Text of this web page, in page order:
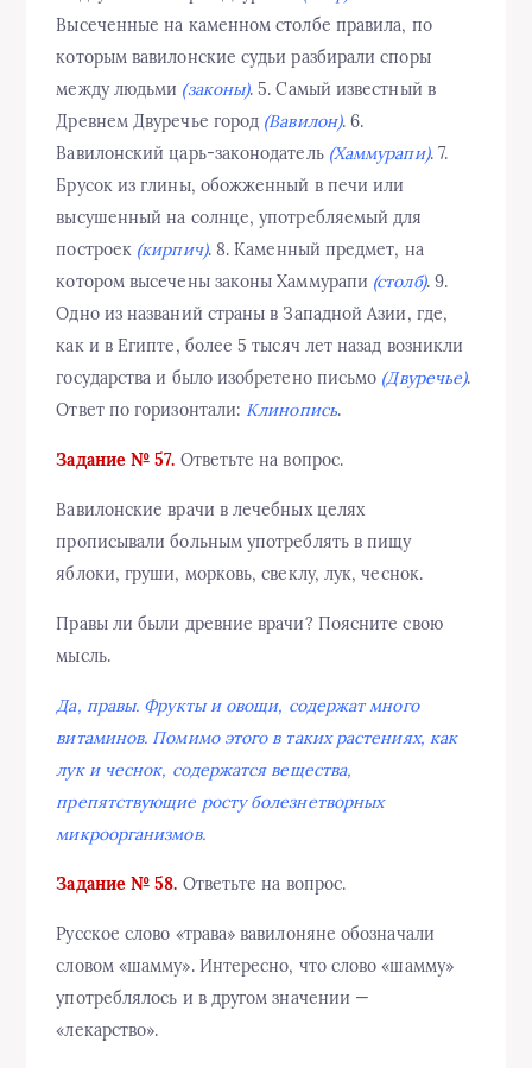
Высеченные на каменном столбе правила, по
которым вавилонские судьи разбирали споры
между людьми (законы). 5. Самый известный в
Древнем Двуречье город (Вавилон). 6.
Вавилонский царь-законодатель (Хаммурапи). 7.
Брусок из глины, обожженный в печи или
высушенный на солнце, употребляемый для
построек (кирпич). 8. Каменный предмет, на
котором высечены законы Хаммурапи (столб). 9.
Одно из названий страны в Западной Азии, где,
как и в Египте, более 5 тысяч лет назад возникли
государства и было изобретено письмо (Двуречье).
Ответ по горизонтали: Клинопись.
Задание № 57. Ответьте на вопрос.
Вавилонские врачи в лечебных целях
прописывали больным употреблять в пищу
яблоки, груши, морковь, свеклу, лук, чеснок.
Правы ли были древние врачи? Поясните свою
мысль.
Да, правы. Фрукты и овощи, содержат много
витаминов. Помимо этого в таких растениях, как
лук и чеснок, содержатся вещества,
препятствующие росту болезнетворных
микроорганизмов.
Задание № 58. Ответьте на вопрос.
Русское слово «трава» вавилоняне обозначали
словом «шамму». Интересно, что слово «шамму»
употреблялось и в другом значении —
«лекарство».